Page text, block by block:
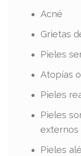
Acné
Grietas
Pieles
Atopías
Pieles
Pieles
externos
Pieles